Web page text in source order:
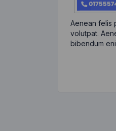
Aenean felis
volutpat.
bibendum